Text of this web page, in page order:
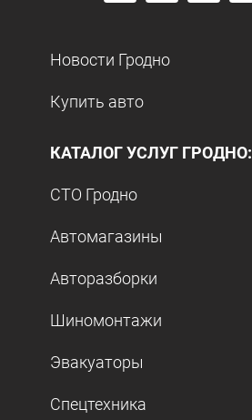
Новости Гродно
Купить авто
КАТАЛОГ УСЛУГ ГРОДНО:
СТО Гродно
Автомагазины
Авторазборки
Шиномонтажи
Эвакуаторы
Спецтехника